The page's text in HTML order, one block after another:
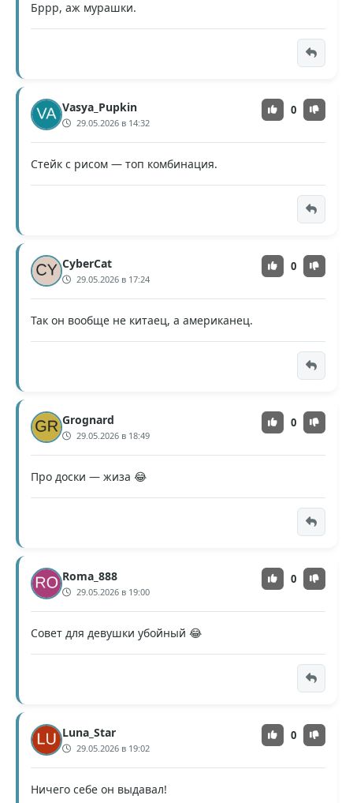
Бррр, аж мурашки.
Vasya_Pupkin
29.05.2026 в 14:32
0
Стейк с рисом — топ комбинация.
CyberCat
29.05.2026 в 17:24
0
Так он вообще не китаец, а американец.
Grognard
29.05.2026 в 18:49
0
Про доски — жиза 😂
Roma_888
29.05.2026 в 19:00
0
Совет для девушки убойный 😂
Luna_Star
29.05.2026 в 19:02
0
Ничего себе он выдавал!